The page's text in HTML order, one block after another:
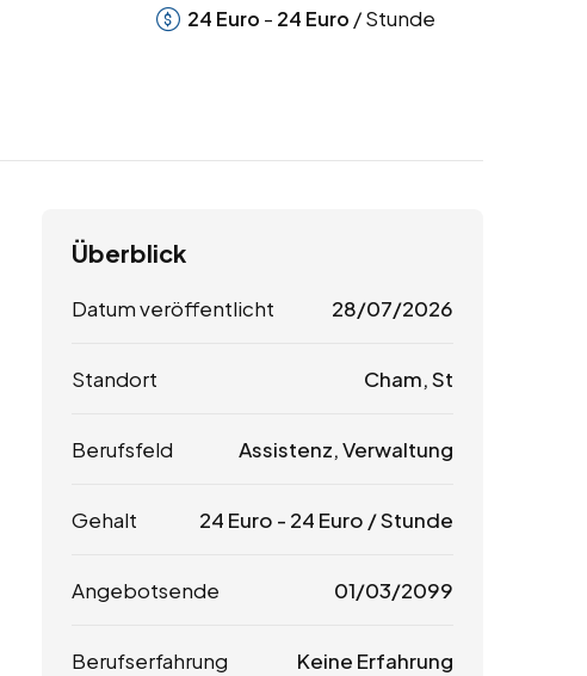
24 Euro - 24 Euro / Stunde
Überblick
Datum veröffentlicht 28/07/2026
Standort Cham, St
Berufsfeld Assistenz, Verwaltung
Gehalt 24 Euro - 24 Euro / Stunde
Angebotsende 01/03/2099
Berufserfahrung Keine Erfahrung